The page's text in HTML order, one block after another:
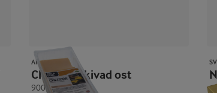
ARLA® PRO
Cheddar skivad ost
900 g